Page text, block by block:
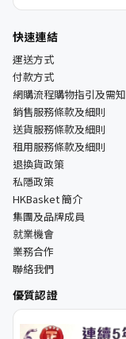
快速連結
運送方式
付款方式
網購流程購物指引及需知
銷售服務條款及細則
送貨服務條款及細則
租用服務條款及細則
退換貨政策
私隱政策
HKBasket 簡介
集團及品牌成員
就業機會
業務合作
聯絡我們
優質認證